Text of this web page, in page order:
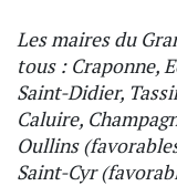
Les maires du
tous : Craponne,
Saint-Didier,
Caluire,
Oullins
Saint-Cyr